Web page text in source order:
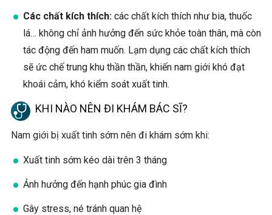
Các chất kích thích: các chất kích thích như bia, thuốc
lá… không chỉ ảnh hưởng đến sức khỏe toàn thân, mà còn
tác động đến ham muốn. Lạm dụng các chất kích thích
sẽ ức chế trung khu thần thần, khiến nam giới khó đạt
khoái cảm, khó kiểm soát xuất tinh.
KHI NÀO NÊN ĐI KHÁM BÁC SĨ?
Nam giới bị xuất tinh sớm nên đi khám sớm khi:
Xuất tinh sớm kéo dài trên 3 tháng
Ảnh hưởng đến hạnh phúc gia đình
Gây stress, né tránh quan hệ